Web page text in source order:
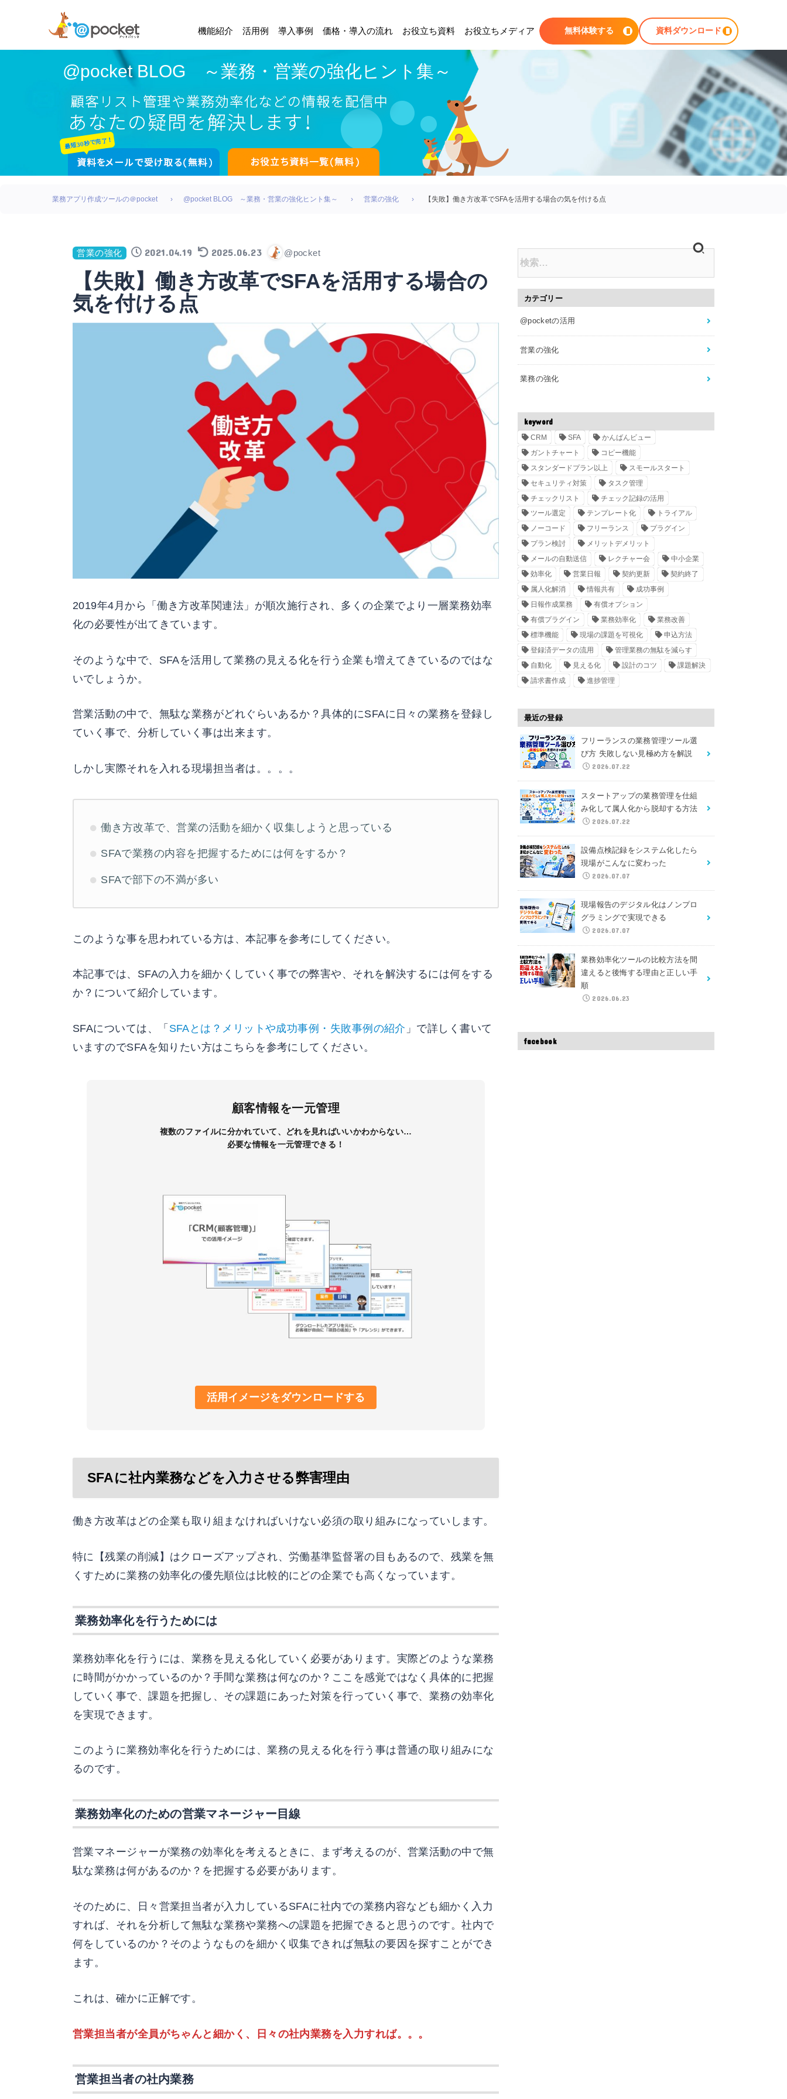
機能紹介 活用例 導入事例 価格・導入の流れ お役立ち資料 お役立ちメディア 無料体験する 資料ダウンロード
@pocket BLOG ～業務・営業の強化ヒント集～
業務アプリ作成ツールの＠pocket @pocket BLOG ～業務・営業の強化ヒント集～ 営業の強化 【失敗】働き方改革でSFAを活用する場合の気を付ける点
営業の強化 2021.04.19 2025.06.23 @pocket
【失敗】働き方改革でSFAを活用する場合の
気を付ける点
2019年4月から「働き方改革関連法」が順次施行され、多くの企業でより一層業務効率
化の必要性が出てきています。
そのような中で、SFAを活用して業務の見える化を行う企業も増えてきているのではな
いでしょうか。
営業活動の中で、無駄な業務がどれぐらいあるか？具体的にSFAに日々の業務を登録し
ていく事で、分析していく事は出来ます。
しかし実際それを入れる現場担当者は。。。。
働き方改革で、営業の活動を細かく収集しようと思っている
SFAで業務の内容を把握するためには何をするか？
SFAで部下の不満が多い
このような事を思われている方は、本記事を参考にしてください。
本記事では、SFAの入力を細かくしていく事での弊害や、それを解決するには何をする
か？について紹介しています。
SFAについては、「 SFAとは？メリットや成功事例・失敗事例の紹介 」で詳しく書いて
いますのでSFAを知りたい方はこちらを参考にしてください。
顧客情報を一元管理
複数のファイルに分かれていて、どれを見ればいいかわからない…
必要な情報を一元管理できる！
活用イメージをダウンロードする
SFAに社内業務などを入力させる弊害理由
働き方改革はどの企業も取り組まなければいけない必須の取り組みになっていします。
特に【残業の削減】はクローズアップされ、労働基準監督署の目もあるので、残業を無
くすために業務の効率化の優先順位は比較的にどの企業でも高くなっています。
業務効率化を行うためには
業務効率化を行うには、業務を見える化していく必要があります。実際どのような業務
に時間がかかっているのか？手間な業務は何なのか？ここを感覚ではなく具体的に把握
していく事で、課題を把握し、その課題にあった対策を行っていく事で、業務の効率化
を実現できます。
このように業務効率化を行うためには、業務の見える化を行う事は普通の取り組みにな
るのです。
業務効率化のための営業マネージャー目線
営業マネージャーが業務の効率化を考えるときに、まず考えるのが、営業活動の中で無
駄な業務は何があるのか？を把握する必要があります。
そのために、日々営業担当者が入力しているSFAに社内での業務内容なども細かく入力
すれば、それを分析して無駄な業務や業務への課題を把握できると思うのです。社内で
何をしているのか？そのようなものを細かく収集できれば無駄の要因を探すことができ
ます。
これは、確かに正解です。
営業担当者が全員がちゃんと細かく、日々の社内業務を入力すれば。。。
営業担当者の社内業務
カテゴリー
@pocketの活用
営業の強化
業務の強化
keyword
CRM SFA
かんばんビュー
ガントチャート
コピー機能
スタンダードプラン以上
スモールスタート
セキュリティ対策
タスク管理
チェックリスト
チェック記録の活用
ツール選定
テンプレート化
トライアル
ノーコード
フリーランス
プラグイン
プラン検討
メリットデメリット
メールの自動送信
レクチャー会
中小企業
効率化
営業日報 契約更新
契約終了
属人化解消
情報共有
成功事例
日報作成業務
有償オプション
有償プラグイン
業務効率化
業務改善
標準機能
現場の課題を可視化
申込方法
登録済データの流用
管理業務の無駄を減らす
自動化
見える化 設計のコツ
課題解決
請求書作成
進捗管理
最近の登録
フリーランスの業務管理ツール選
び方 失敗しない見極め方を解説
2026.07.22
スタートアップの業務管理を仕組
み化して属人化から脱却する方法
2026.07.22
設備点検記録をシステム化したら
現場がこんなに変わった
2026.07.07
現場報告のデジタル化はノンプロ
グラミングで実現できる
2026.07.07
業務効率化ツールの比較方法を間
違えると後悔する理由と正しい手
順
2026.06.23
facebook